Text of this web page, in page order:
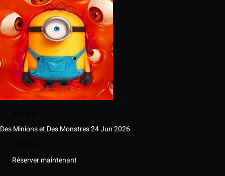
Des Minions et Des Monstres24 Jun 2026
Réserver maintenant